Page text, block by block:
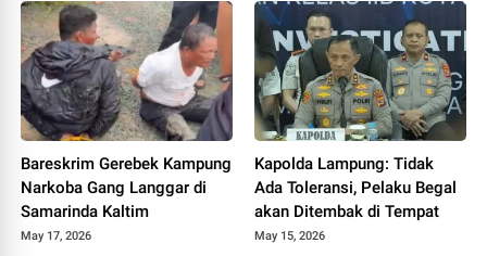
Bareskrim Gerebek Kampung
Narkoba Gang Langgar di
Samarinda Kaltim
May 17, 2026
Kapolda Lampung: Tidak
Ada Toleransi, Pelaku Begal
akan Ditembak di Tempat
May 15, 2026